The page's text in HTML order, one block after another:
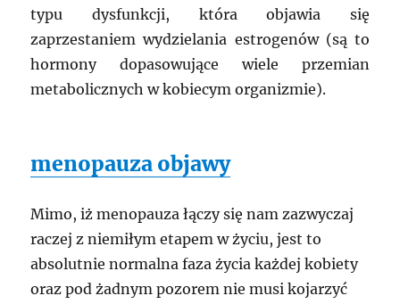
typu dysfunkcji, która objawia się
zaprzestaniem wydzielania estrogenów (są to
hormony dopasowujące wiele przemian
metabolicznych w kobiecym organizmie).
menopauza objawy
Mimo, iż menopauza łączy się nam zazwyczaj
raczej z niemiłym etapem w życiu, jest to
absolutnie normalna faza życia każdej kobiety
oraz pod żadnym pozorem nie musi kojarzyć